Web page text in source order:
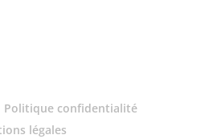
Politique confidentialité
légales